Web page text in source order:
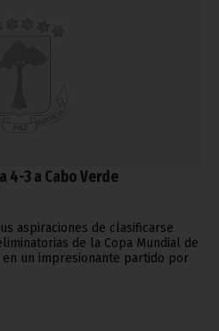
3 a Cabo Verde
aspiraciones de clasificarse
de la Copa Mundial de
en un impresionante partido por